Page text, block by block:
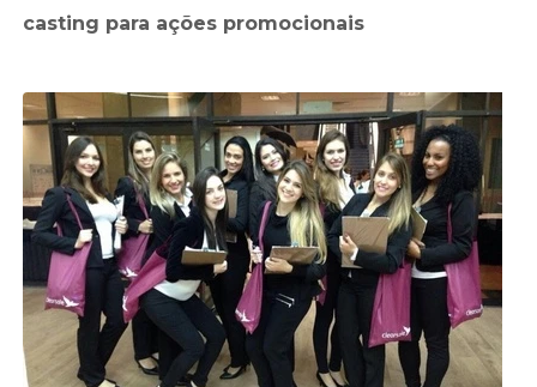
casting para ações promocionais